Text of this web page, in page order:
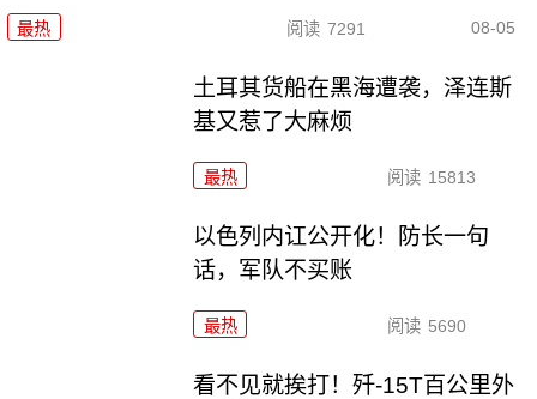
最热 阅读 7291 08-05
土耳其货船在黑海遭袭，泽连斯
基又惹了大麻烦
最热 阅读 15813
以色列内讧公开化！防长一句
话，军队不买账
最热 阅读 5690
看不见就挨打！歼-15T百公里外